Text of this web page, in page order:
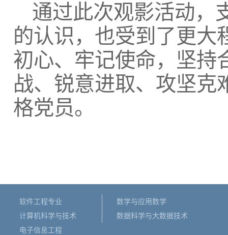
通过此次观影活动，
的认识，也受到了更大
初心、牢记使命，坚持
战、锐意进取、攻坚克
格党员。
软件工程专业
计算机科学与技术
电子信息工程
数学与应用数学
数据科学与大数据技术